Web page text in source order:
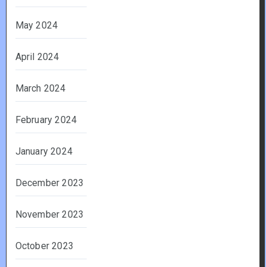
May 2024
April 2024
March 2024
February 2024
January 2024
December 2023
November 2023
October 2023